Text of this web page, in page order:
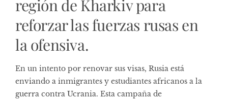
región de Kharkiv para
reforzar las fuerzas rusas en
la ofensiva.
En un intento por renovar sus visas, Rusia está
enviando a inmigrantes y estudiantes africanos a la
guerra contra Ucrania. Esta campaña de